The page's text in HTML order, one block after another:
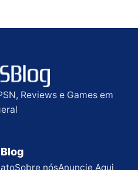
Reviews e Games em
Sobre nósAnuncie Aqui